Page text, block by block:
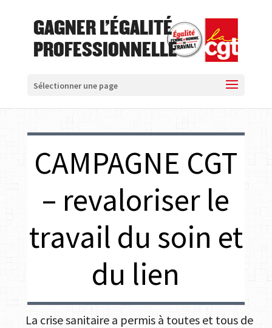
GAGNER L'ÉGALITÉ
PROFESSIONNELLE
Sélectionner une page
CAMPAGNE CGT
– revaloriser le
travail du soin et
du lien
La crise sanitaire a permis à toutes et tous de